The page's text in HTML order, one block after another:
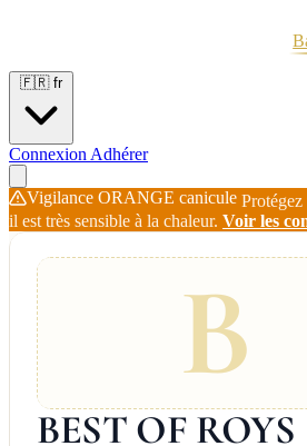
🇫🇷 fr
Connexion Adhérer
Vigilance ORANGE canicule
il est très sensible à la chaleur. Voir les
B
BEST OF ROYS